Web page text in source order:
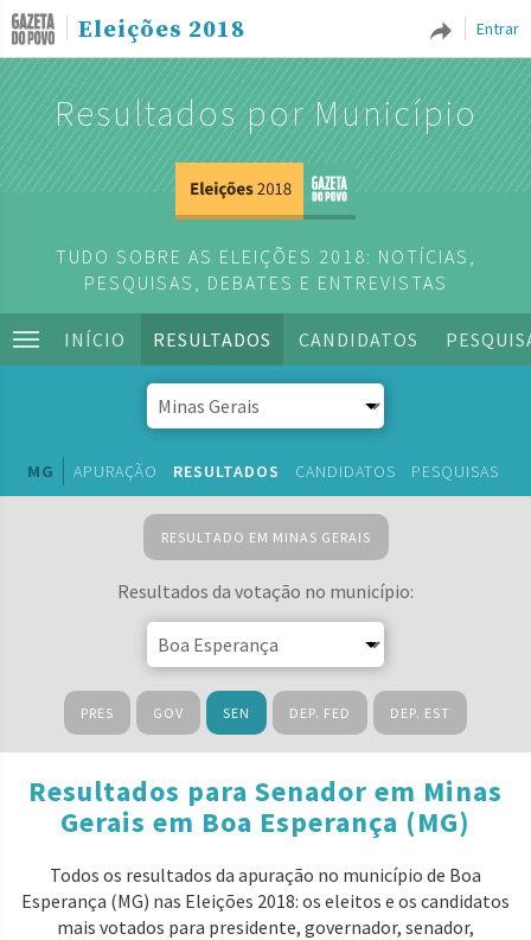
Entrar
Eleições 2018
Resultados por Município
TUDO SOBRE AS ELEIÇÕES 2018: NOTÍCIAS,
PESQUISAS, DEBATES E ENTREVISTAS
INÍCIO RESULTADOS CANDIDATOS
MG APURAÇÃO RESULTADOS CANDIDATOS PESQUISAS
RESULTADO EM MINAS GERAIS
Resultados da votação no município:
PRES GOV SEN DEP. FED DEP. EST
Resultados para Senador em Minas
Gerais em Boa Esperança (MG)
Todos os resultados da apuração no município de Boa
Esperança (MG) nas Eleições 2018: os eleitos e os candidatos
mais votados para presidente, governador, senador,